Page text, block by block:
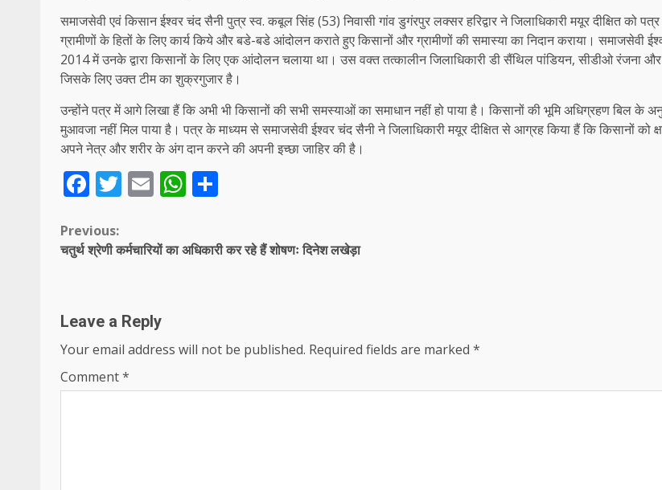
समाजसेवी एवं किसान ईश्वर चंद सैनी पुत्र स्व. कबूल सिंह (53) निवासी गांव डुगंरपुर लक्सर हरिद्वार ने जिलाधिकारी मयूर दीक्षित
ग्रामीणों के हितों के लिए कार्य किये और बडे-बडे आंदोलन कराते हुए किसानों और ग्रामीणों की समास्या का निदान कराया।
2014 में उनके द्वारा किसानों के लिए एक आंदोलन चलाया था। उस वक्त तत्कालीन जिलाधिकारी डी सैंथिल पांडियन, सीडीओ रंजना
जिसके लिए उक्त टीम का शुक्रगुजार है।
उन्होंने पत्र में आगे लिखा हैं कि अभी भी किसानों की सभी समस्याओं का समाधान नहीं हो पाया है। किसानों की भूमि अधिग्रहण बिल के
मुआवजा नहीं मिल पाया है। पत्र के माध्यम से समाजसेवी ईश्वर चंद सैनी ने जिलाधिकारी मयूर दीक्षित से आग्रह किया हैं कि किसानों को
अपने नेत्र और शरीर के अंग दान करने की अपनी इच्छा जाहिर की है।
Facebook
Twitter
EmailWhatsApp
Continue
Reading
Previous:
चतुर्थ श्रेणी कर्मचारियों का अधिकारी कर रहे हैं शोषणः दिनेश लखेड़ा
Leave a Reply
Your email address will not be published. Required fields are marked *
Comment*